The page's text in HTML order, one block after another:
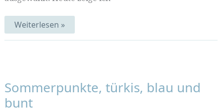
Blaue
Bücher
Weiterlesen »
Sommerpunkte, türkis, blau und
bunt